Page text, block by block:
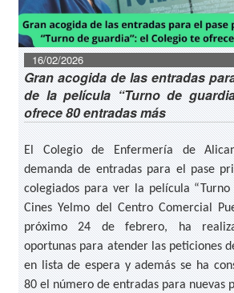
16/02/2026
Gran acogida de las entradas
de la película “Turno de
ofrece 80 entradas más
El Colegio de Enfermería de
demanda de entradas para el pase
colegiados para ver la película
Cines Yelmo del Centro Comercial
próximo 24 de febrero, ha
oportunas para atender las peticiones
en lista de espera y además se ha
80 el número de entradas para nuevas